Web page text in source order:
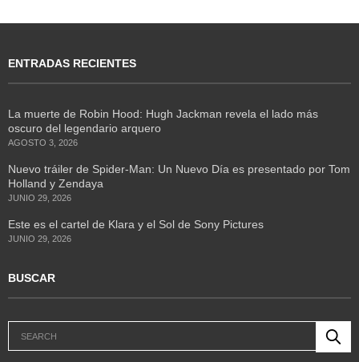
ENTRADAS RECIENTES
La muerte de Robin Hood: Hugh Jackman revela el lado más
oscuro del legendario arquero
AGOSTO 3, 2026
Nuevo tráiler de Spider-Man: Un Nuevo Día es presentado por Tom
Holland y Zendaya
JUNIO 29, 2026
Este es el cartel de Klara y el Sol de Sony Pictures
JUNIO 29, 2026
BUSCAR